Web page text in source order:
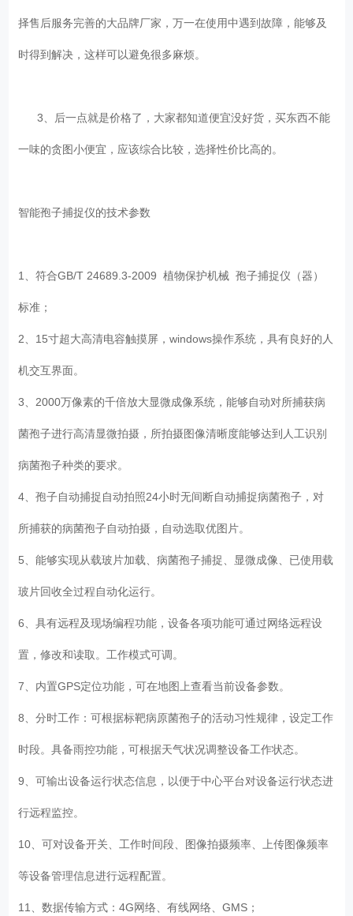
择售后服务完善的大品牌厂家，万一在使用中遇到故障，能够及
时得到解决，这样可以避免很多麻烦。
3、后一点就是价格了，大家都知道便宜没好货，买东西不能
一味的贪图小便宜，应该综合比较，选择性价比高的。
智能孢子捕捉仪的技术参数
1、符合GB/T 24689.3-2009 植物保护机械 孢子捕捉仪（器）
标准；
2、15寸超大高清电容触摸屏，windows操作系统，具有良好的人
机交互界面。
3、2000万像素的千倍放大显微成像系统，能够自动对所捕获病
菌孢子进行高清显微拍摄，所拍摄图像清晰度能够达到人工识别
病菌孢子种类的要求。
4、孢子自动捕捉自动拍照24小时无间断自动捕捉病菌孢子，对
所捕获的病菌孢子自动拍摄，自动选取优图片。
5、能够实现从载玻片加载、病菌孢子捕捉、显微成像、已使用载
玻片回收全过程自动化运行。
6、具有远程及现场编程功能，设备各项功能可通过网络远程设
置，修改和读取。工作模式可调。
7、内置GPS定位功能，可在地图上查看当前设备参数。
8、分时工作：可根据标靶病原菌孢子的活动习性规律，设定工作
时段。具备雨控功能，可根据天气状况调整设备工作状态。
9、可输出设备运行状态信息，以便于中心平台对设备运行状态进
行远程监控。
10、可对设备开关、工作时间段、图像拍摄频率、上传图像频率
等设备管理信息进行远程配置。
11、数据传输方式：4G网络、有线网络、GMS；